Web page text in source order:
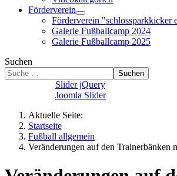
Förderverein
Förderverein "schlossparkkicker
Galerie Fußballcamp 2024
Galerie Fußballcamp 2025
Suchen
Suchen
Slider jQuery
Joomla Slider
Aktuelle Seite:
Startseite
Fußball allgemein
Veränderungen auf den Trainerbänken